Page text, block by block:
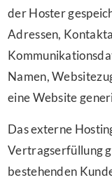
der Hoster
Adressen,
Namen,
eine Website
Das externe
Vertragserfüllung
bestehenden